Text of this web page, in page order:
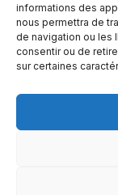
informations des
nous permettra de
de navigation ou les
consentir ou de
sur certaines
© Copyright 2026
Ce site internet a